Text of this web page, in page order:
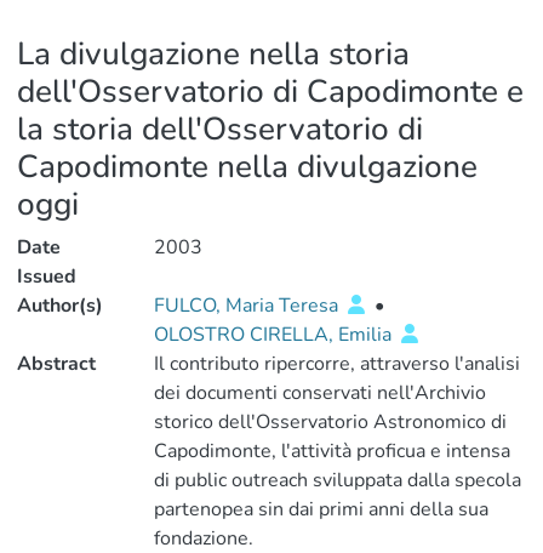
La divulgazione nella storia
dell'Osservatorio di Capodimonte e
la storia dell'Osservatorio di
Capodimonte nella divulgazione
oggi
Date
Issued
2003
Author(s) FULCO, Maria Teresa
•
OLOSTRO CIRELLA, Emilia
Abstract
Il contributo ripercorre, attraverso l'analisi
dei documenti conservati nell'Archivio
storico dell'Osservatorio Astronomico di
Capodimonte, l'attività proficua e intensa
di public outreach sviluppata dalla specola
partenopea sin dai primi anni della sua
fondazione.